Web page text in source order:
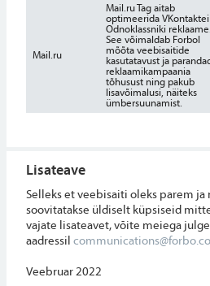
Mail.ru
Mail.ru Tag aitab
optimeerida
Odnoklassniki reklaame.
See võimaldab Forbol
mõõta veebisaitide
kasutatavust ja
reklaamikampaania
tõhusust ning pakub
lisavõimalusi, näiteks
ümbersuunamist.
Lisateave
Selleks et veebisaiti oleks parem ja
soovitatakse üldiselt küpsiseid
vajate lisateavet, võite meiega
aadressil
Veebruar 2022